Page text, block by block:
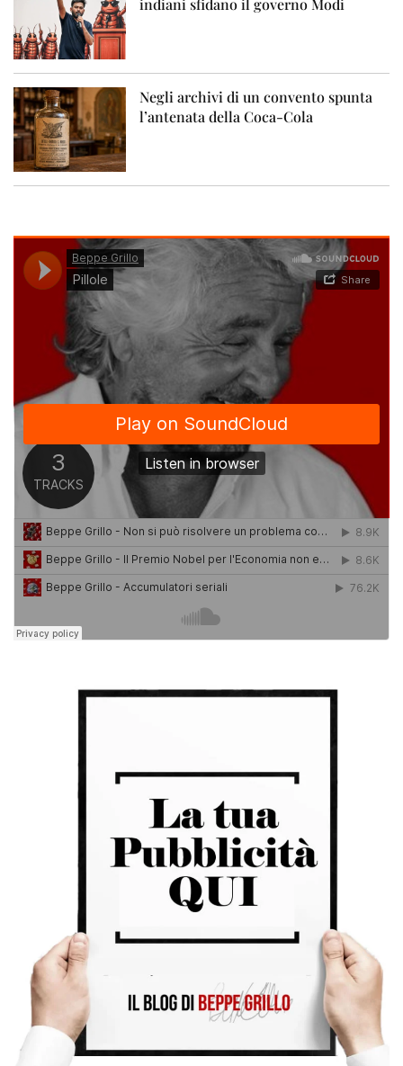
Negli archivi di un convento spunta
l’antenata della Coca-Cola